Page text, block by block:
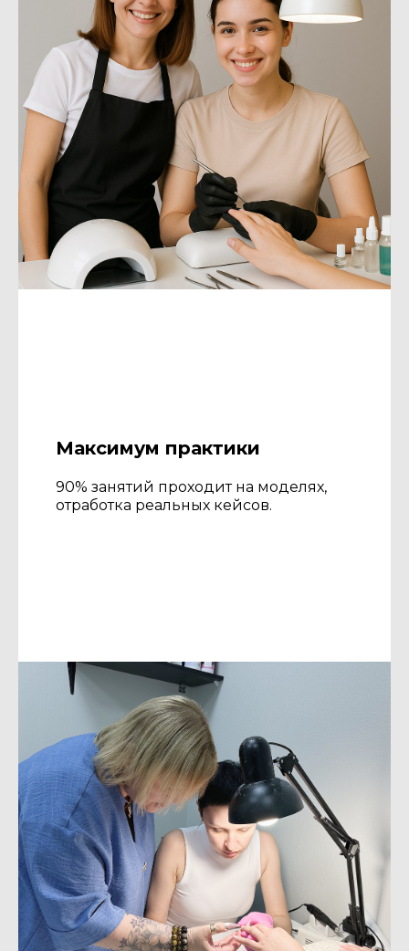
Максимум практики
90% занятий проходит на моделях,
отработка реальных кейсов.